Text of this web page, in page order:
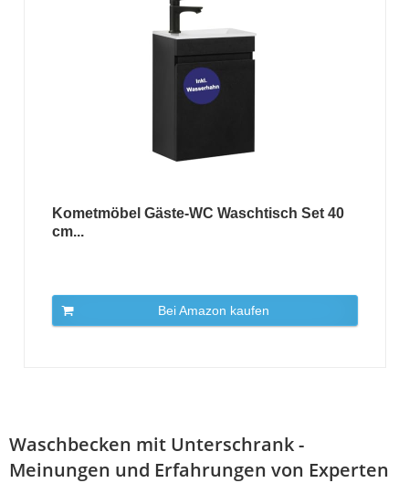
Kometmöbel Gäste-WC Waschtisch Set 40
cm...
Bei Amazon kaufen
Waschbecken mit Unterschrank -
Meinungen und Erfahrungen von Experten